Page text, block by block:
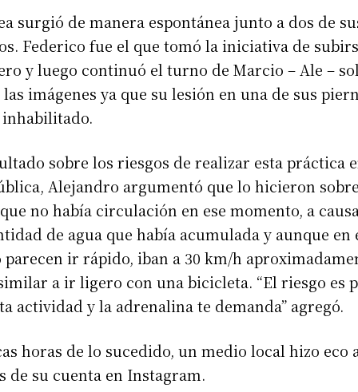
surgió de manera espontánea junto a dos de
Federico fue el que tomó la iniciativa de
y luego continuó el turno de Marcio – Ale –
imágenes ya que su lesión en una de sus
sobre los riesgos de realizar esta práctica
Alejandro argumentó que lo hicieron
no había circulación en ese momento, a
de agua que había acumulada y aunque en
parecen ir rápido, iban a 30 km/h
a ir ligero con una bicicleta. “El riesgo es
actividad y la adrenalina te demanda” agregó.
horas de lo sucedido, un medio local hizo eco
de su cuenta en Instagram.